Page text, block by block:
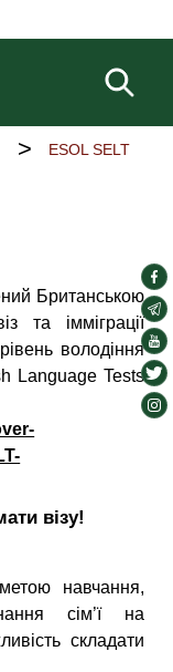
ESOL SELT
Британською
та імміграції
володіння
Language Tests
візу!
навчання,
сім’ї на
складати